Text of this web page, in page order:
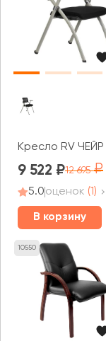
Кресло RV
9 522 12 695
5.0оценок (1)
В корзину
10550